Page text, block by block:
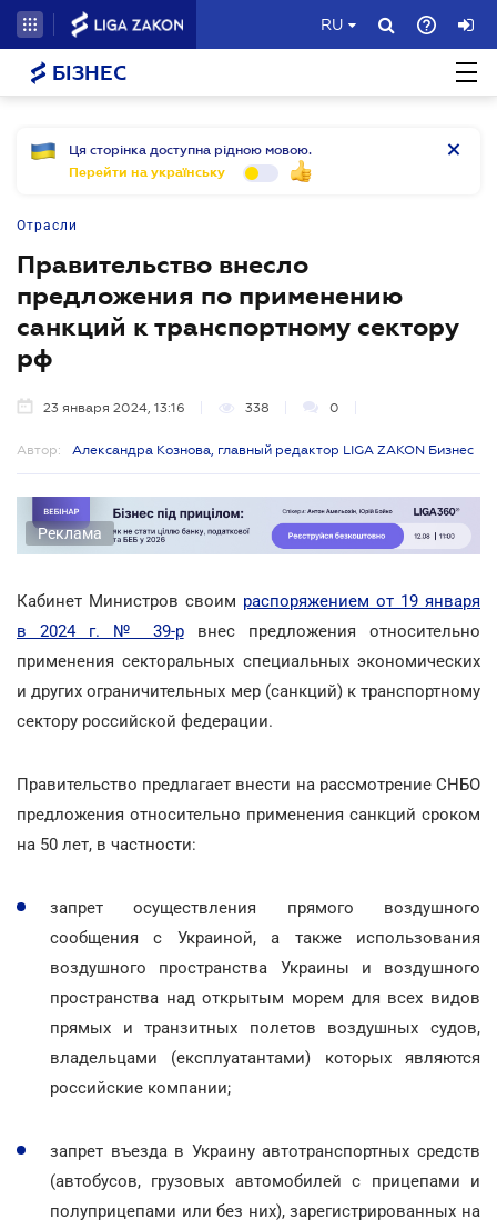
RU
БІЗНЕС
Ця сторінка доступна рідною мовою.
Перейти на українську
Отрасли
Правительство внесло
предложения по применению
санкций к транспортному сектору
рф
23 января 2024, 13:16 338 0
Автор: Александра Кознова, главный редактор LIGA ZAKON Бизнес
Реклама
Кабинет Министров своим распоряжением от 19 января
в 2024 г. № 39-рвнес предложения относительно
применения секторальных специальных экономических
и других ограничительных мер (санкций) к транспортному
сектору российской федерации.
Правительство предлагает внести на рассмотрение СНБО
предложения относительно применения санкций сроком
на 50 лет, в частности:
запрет осуществления прямого воздушного
сообщения с Украиной, а также использования
воздушного пространства Украины и воздушного
пространства над открытым морем для всех видов
прямых и транзитных полетов воздушных судов,
владельцами (експлуатантами) которых являются
российские компании;
запрет въезда в Украину автотранспортных средств
(автобусов, грузовых автомобилей с прицепами и
полуприцепами или без них), зарегистрированных на